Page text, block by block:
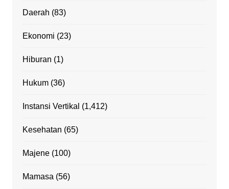
Daerah (83)
Ekonomi (23)
Hiburan (1)
Hukum(36)
Instansi Vertikal (1,412)
Kesehatan (65)
Majene(100)
Mamasa (56)